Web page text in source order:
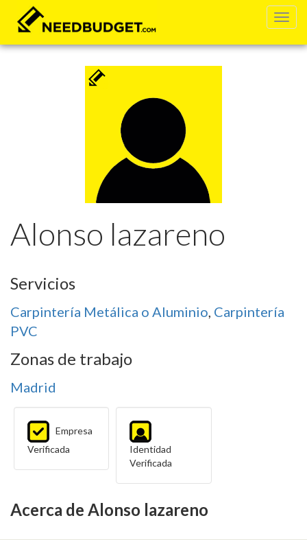
Alonso lazareno
Servicios
Carpintería Metálica o Aluminio, Carpintería
PVC
Zonas de trabajo
Madrid
Empresa
Verificada
Identidad
Verificada
Acerca de Alonso lazareno